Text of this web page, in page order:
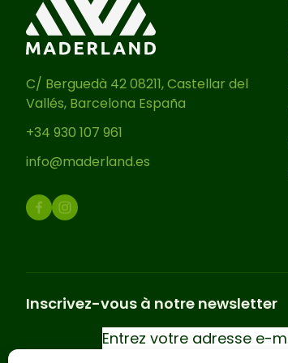
C/ Berguedà 42 08211, Castellar del
Vallés, Barcelona España
+34 930 107 961
info@maderland.es
Inscrivez-vous à notre newsletter